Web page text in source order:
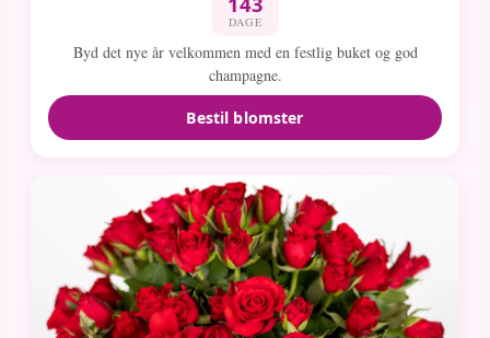
DAGE
Byd det nye år velkommen med en festlig buket og god
champagne.
Bestil blomster